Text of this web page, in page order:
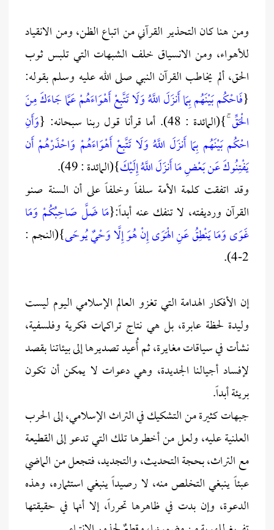
ومن هنا كان التحذير القرآني من اتباع الظن، ومن الانقياد
للأهواء، ومن الانسياق خلف الشبهات التي تلبس ثوب
الحق، ألم يخاطب القرآن النبي صلى الله عليه وسلم بقوله:
{فَاحْكُم بَيْنَهُم بِمَا أَنزَلَ اللَّهُ وَلَا تَتَّبِعْ أَهْوَاءَهُمْ عَمَّا جَاءَكَ مِنَ
الْحَقِّۚ}(المائدة : 48). أما قرأنا قول ربنا سبحانه: {
وَأَنِ
احْكُم بَيْنَهُم بِمَا أَنزَلَ اللَّهُ وَلَا تَتَّبِعْ أَهْوَاءَهُمْ وَاحْذَرْهُمْ أَن
يَفْتِنُوكَ عَن بَعْضِ مَا أَنزَلَ اللَّهُ إِلَيْكَ}(المائدة : 49).
وقد اتفقت كلمة الأمة سلفاً وخلفاً على أن السنة صنو
القرآن ورديفته، لا تنفك عنه أبداً:{مَا ضَلَّ صَاحِبُكُمْ وَمَا
غَوَى وَمَا يَنْطِقُ عَنِ الْهَوَى إِنْ هُوَ إِلَّا وَحْيٌ يُوحَى}(النجم :
2-4).
إن الأفكار الهدامة التي تغزو العالم الإسلامي اليوم ليست
وليدة لحظة عابرة، بل هي نتاج تراكمات فكرية وفلسفية،
نشأت في سياقات مغايرة، ثم أُعيد تصديرها إلى بيئاتنا بقصد
لإفساد أجيالنا الجديدة، وهي دعوات لا يمكن أن تكون
بريئة أبداً.
جبهات كثيرة من التشكيك في التراث الإسلامي، إلى الحرب
العلنية عليه، ولعل من أخطرها تلك التي تدعو إلى القطيعة
مع التراث، بحجة التحديث، والتجديد، فتجعل من الماضي
عبئاً ينبغي التخلص منه، لا رصيداً ينبغي استثماره، وهذه
الدعوة، وإن بدت في ظاهرها تحرراً، إلا أنها في حقيقتها